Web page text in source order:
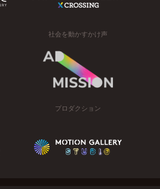
社会を動かすかけ声
プロダクション